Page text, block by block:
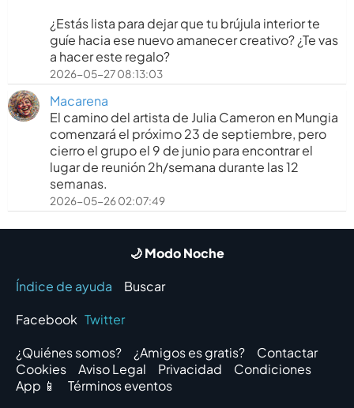
​¿Estás lista para dejar que tu brújula interior te
guíe hacia ese nuevo amanecer creativo? ¿Te vas
a hacer este regalo?
2026-05-27 08:13:03
Macarena
El camino del artista de Julia Cameron en Mungia
comenzará el próximo 23 de septiembre, pero
cierro el grupo el 9 de junio para encontrar el
lugar de reunión 2h/semana durante las 12
semanas.
2026-05-26 02:07:49
🌙 Modo Noche
Índice de ayuda
Buscar
Facebook Twitter
¿Quiénes somos?
¿Amigos es gratis?
Contactar
Cookies
Aviso Legal Privacidad
Condiciones
App 📱
Términos eventos